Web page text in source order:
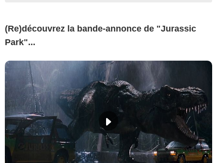
(Re)découvrez la bande-annonce de "Jurassic
Park"...